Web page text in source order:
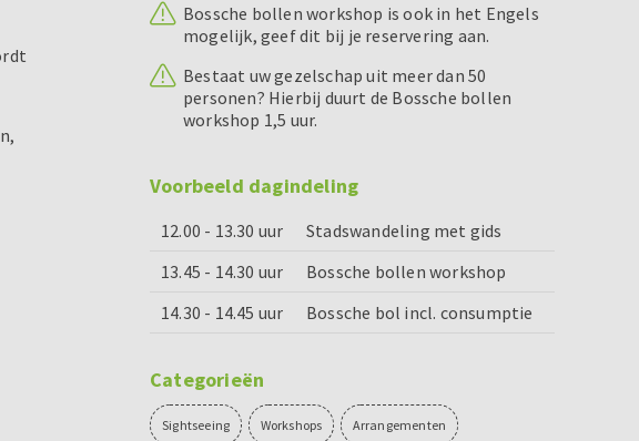
Bossche bollen workshop is ook in het Engels
mogelijk, geef dit bij je reservering aan.
Bestaat uw gezelschap uit meer dan 50
personen? Hierbij duurt de Bossche bollen
workshop 1,5 uur.
Voorbeeld dagindeling
12.00 - 13.30 uur
Stadswandeling met gids
13.45 - 14.30 uur
Bossche bollen workshop
14.30 - 14.45 uur
Bossche bol incl. consumptie
Categorieën
Sightseeing Workshops Arrangementen